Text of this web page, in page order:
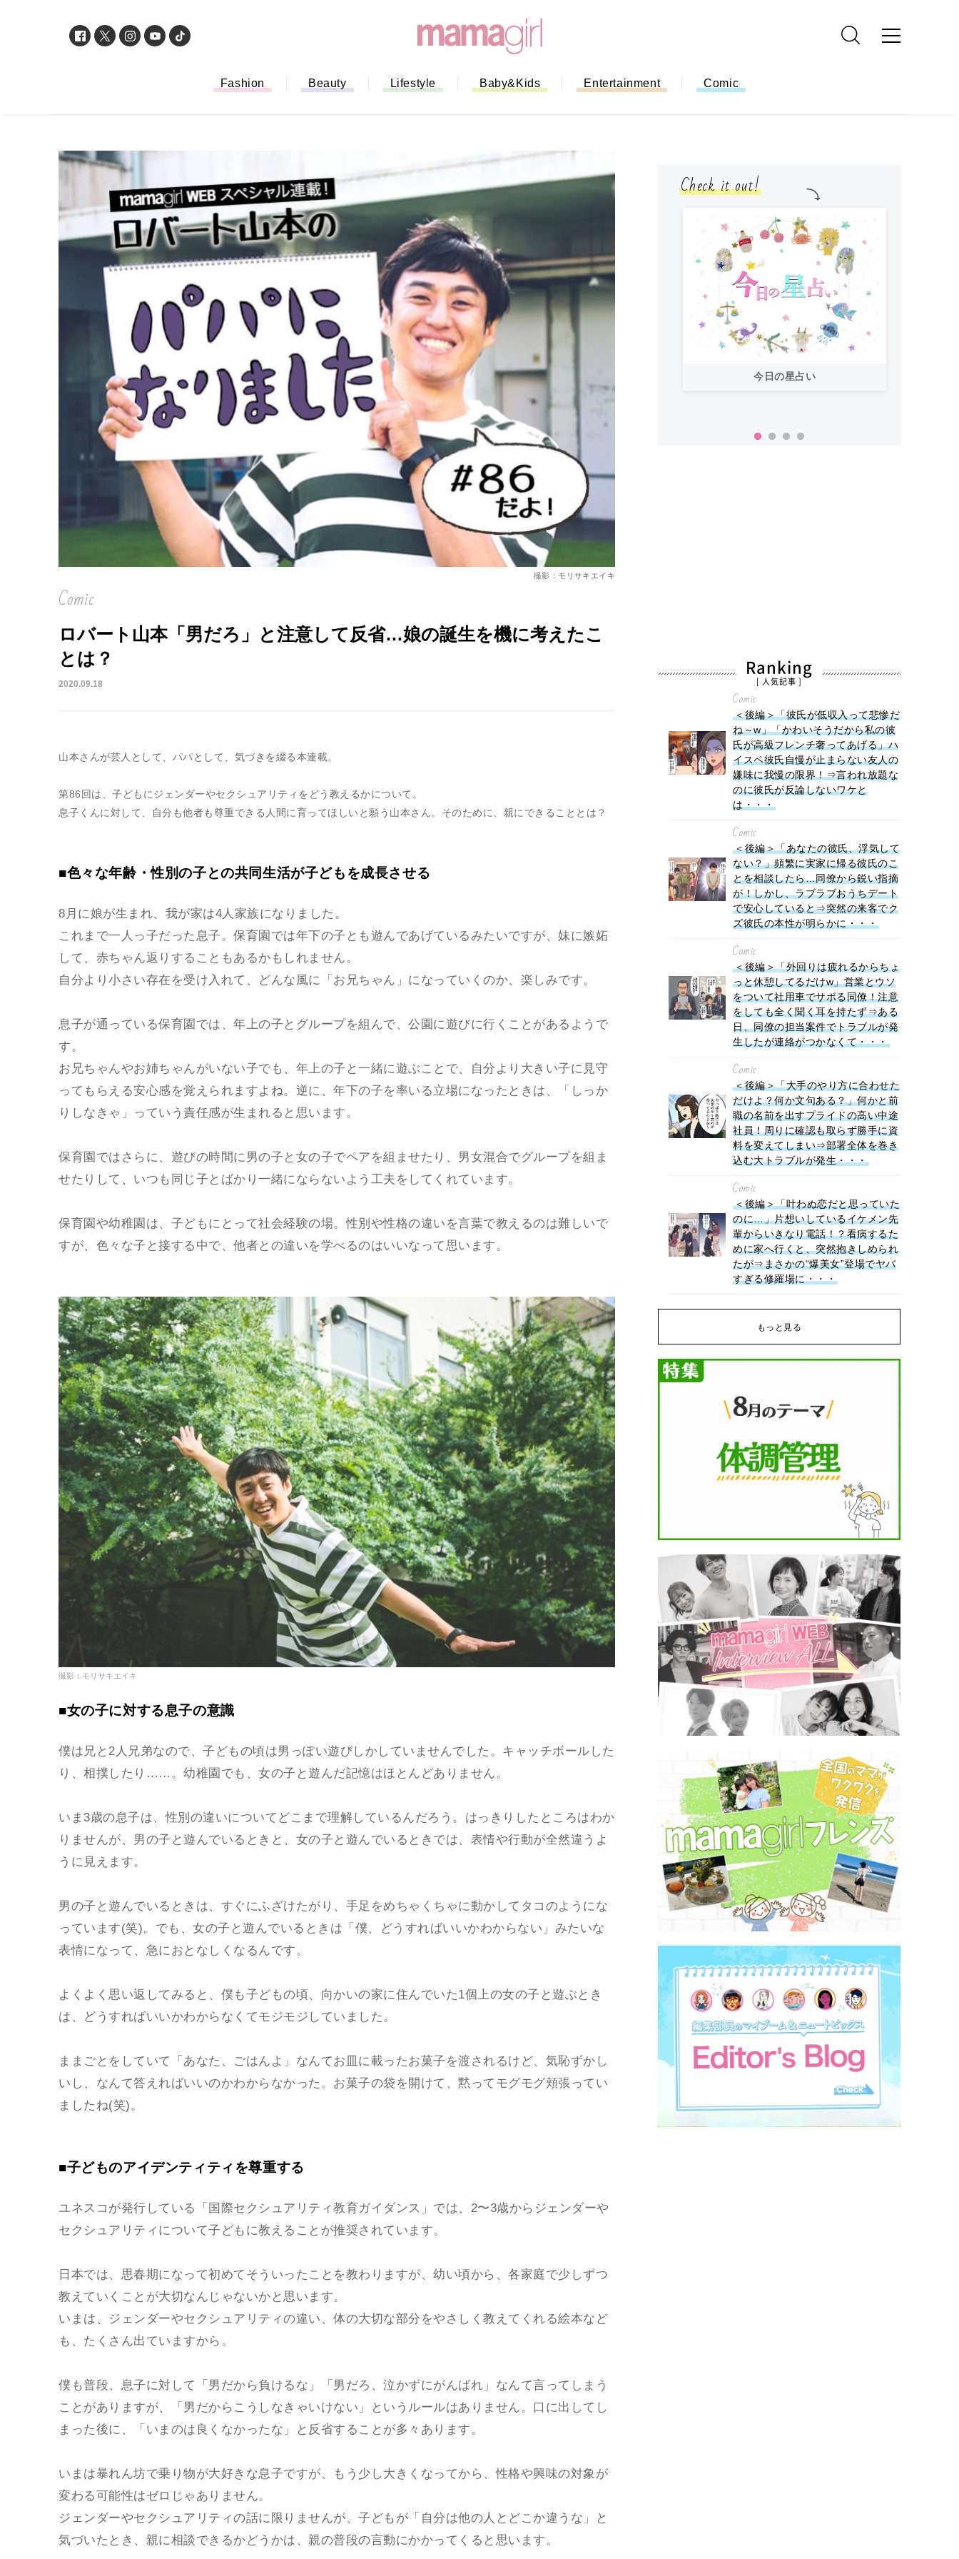
Fashion Beauty Lifestyle Baby&Kids Entertainment Comic
撮影：モリサキエイキ
Comic
ロバート山本「男だろ」と注意して反省…娘の誕生を機に考えたこ
とは？
2020.09.18
山本さんが芸人として、パパとして、気づきを綴る本連載。
第86回は、子どもにジェンダーやセクシュアリティをどう教えるかについて。
息子くんに対して、自分も他者も尊重できる人間に育ってほしいと願う山本さん。そのために、親にできることとは？
■色々な年齢・性別の子との共同生活が子どもを成長させる
8月に娘が生まれ、我が家は4人家族になりました。
これまで一人っ子だった息子。保育園では年下の子とも遊んであげているみたいですが、妹に嫉妬
して、赤ちゃん返りすることもあるかもしれません。
自分より小さい存在を受け入れて、どんな風に「お兄ちゃん」になっていくのか、楽しみです。
息子が通っている保育園では、年上の子とグループを組んで、公園に遊びに行くことがあるようで
す。
お兄ちゃんやお姉ちゃんがいない子でも、年上の子と一緒に遊ぶことで、自分より大きい子に見守
ってもらえる安心感を覚えられますよね。逆に、年下の子を率いる立場になったときは、「しっか
りしなきゃ」っていう責任感が生まれると思います。
保育園ではさらに、遊びの時間に男の子と女の子でペアを組ませたり、男女混合でグループを組ま
せたりして、いつも同じ子とばかり一緒にならないよう工夫をしてくれています。
保育園や幼稚園は、子どもにとって社会経験の場。性別や性格の違いを言葉で教えるのは難しいで
すが、色々な子と接する中で、他者との違いを学べるのはいいなって思います。
撮影：モリサキエイキ
■女の子に対する息子の意識
僕は兄と2人兄弟なので、子どもの頃は男っぽい遊びしかしていませんでした。キャッチボールした
り、相撲したり……。幼稚園でも、女の子と遊んだ記憶はほとんどありません。
いま3歳の息子は、性別の違いについてどこまで理解しているんだろう。はっきりしたところはわか
りませんが、男の子と遊んでいるときと、女の子と遊んでいるときでは、表情や行動が全然違うよ
うに見えます。
男の子と遊んでいるときは、すぐにふざけたがり、手足をめちゃくちゃに動かしてタコのようにな
っています(笑)。でも、女の子と遊んでいるときは「僕、どうすればいいかわからない」みたいな
表情になって、急におとなしくなるんです。
よくよく思い返してみると、僕も子どもの頃、向かいの家に住んでいた1個上の女の子と遊ぶとき
は、どうすればいいかわからなくてモジモジしていました。
ままごとをしていて「あなた、ごはんよ」なんてお皿に載ったお菓子を渡されるけど、気恥ずかし
いし、なんて答えればいいのかわからなかった。お菓子の袋を開けて、黙ってモグモグ頬張ってい
ましたね(笑)。
■子どものアイデンティティを尊重する
ユネスコが発行している「国際セクシュアリティ教育ガイダンス」では、2〜3歳からジェンダーや
セクシュアリティについて子どもに教えることが推奨されています。
日本では、思春期になって初めてそういったことを教わりますが、幼い頃から、各家庭で少しずつ
教えていくことが大切なんじゃないかと思います。
いまは、ジェンダーやセクシュアリティの違い、体の大切な部分をやさしく教えてくれる絵本など
も、たくさん出ていますから。
僕も普段、息子に対して「男だから負けるな」「男だろ、泣かずにがんばれ」なんて言ってしまう
ことがありますが、「男だからこうしなきゃいけない」というルールはありません。口に出してし
まった後に、「いまのは良くなかったな」と反省することが多々あります。
いまは暴れん坊で乗り物が大好きな息子ですが、もう少し大きくなってから、性格や興味の対象が
変わる可能性はゼロじゃありません。
ジェンダーやセクシュアリティの話に限りませんが、子どもが「自分は他の人とどこか違うな」と
気づいたとき、親に相談できるかどうかは、親の普段の言動にかかってくると思います。
Check it out!
「もう行列に並ばない！」ミスドのモ
バイルオーダー完全ガイド｜支払い方
法から受け取り方までネットオーダー
を徹底解説
今日の星占い
Ranking
[ 人気記事 ]
Comic
＜後編＞「彼氏が低収入って悲惨だ
ね～w」「かわいそうだから私の彼
氏が高級フレンチ奢ってあげる」ハ
イスペ彼氏自慢が止まらない友人の
嫌味に我慢の限界！⇒言われ放題な
のに彼氏が反論しないワケと
は・・・
Comic
＜後編＞「あなたの彼氏、浮気して
ない？」頻繁に実家に帰る彼氏のこ
とを相談したら…同僚から鋭い指摘
が！しかし、ラブラブおうちデート
で安心していると⇒突然の来客でク
ズ彼氏の本性が明らかに・・・
Comic
＜後編＞「外回りは疲れるからちょ
っと休憩してるだけw」営業とウソ
をついて社用車でサボる同僚！注意
をしても全く聞く耳を持たず⇒ある
日、同僚の担当案件でトラブルが発
生したが連絡がつかなくて・・・
Comic
＜後編＞「大手のやり方に合わせた
だけよ？何か文句ある？」何かと前
職の名前を出すプライドの高い中途
社員！周りに確認も取らず勝手に資
料を変えてしまい⇒部署全体を巻き
込む大トラブルが発生・・・
Comic
＜後編＞「叶わぬ恋だと思っていた
のに…」片想いしているイケメン先
輩からいきなり電話！？看病するた
めに家へ行くと、突然抱きしめられ
たが⇒まさかの“爆美女”登場でヤバ
すぎる修羅場に・・・
もっと見る